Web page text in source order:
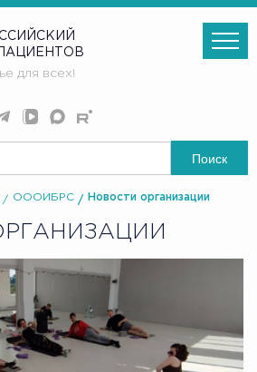
для всех!
Поиск
ОООИБРС Новости организации